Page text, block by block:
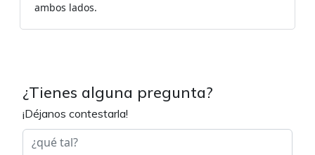
ambos lados.
¿Tienes alguna pregunta?
¡Déjanos contestarla!